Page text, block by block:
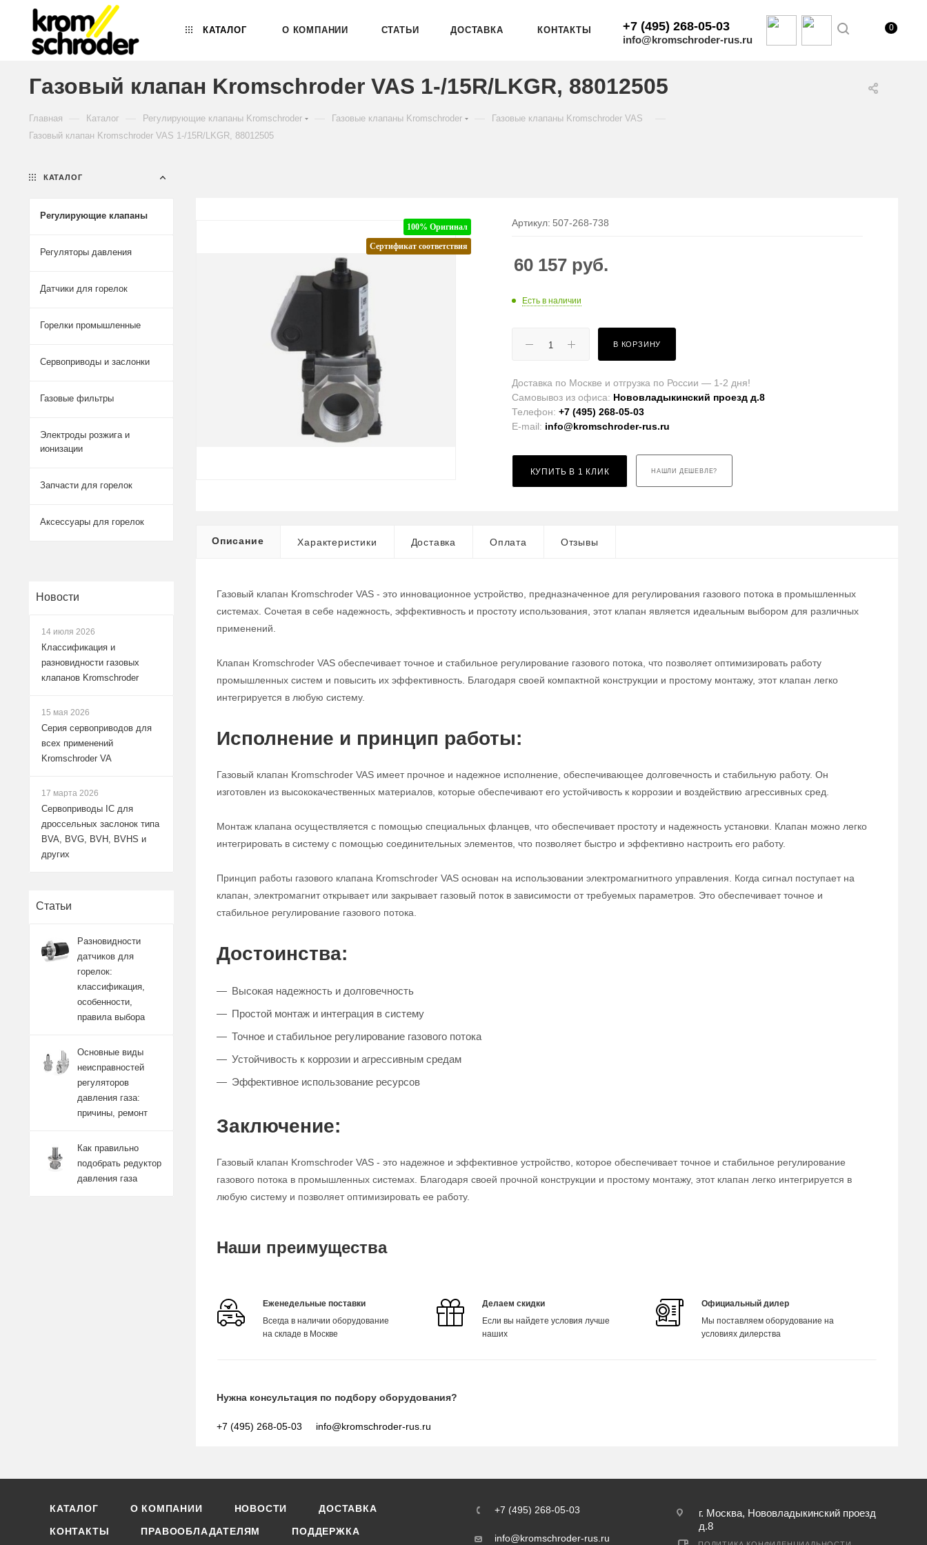
КАТАЛОГ О КОМПАНИИ СТАТЬИ ДОСТАВКА КОНТАКТЫ +7 (495) 268-05-03
info@kromschroder-rus.ru
0
Газовый клапан Kromschroder VAS 1-/15R/LKGR, 88012505
Главная Каталог Регулирующие клапаны Kromschroder Газовые клапаны Kromschroder Газовые клапаны Kromschroder VAS
Газовый клапан Kromschroder VAS 1-/15R/LKGR, 88012505
100% Оригинал
Сертификат соответствия
Артикул: 507-268-738
60 157 руб.
Есть в наличии
В КОРЗИНУ
Доставка по Москве и отгрузка по России — 1-2 дня!
Самовывоз из офиса: Нововладыкинский проезд д.8
Телефон:+7 (495) 268-05-03
E-mail: info@kromschroder-rus.ru
КУПИТЬ В 1 КЛИК НАШЛИ ДЕШЕВЛЕ?
Описание Характеристики Доставка Оплата Отзывы
Газовый клапан Kromschroder VAS - это инновационное устройство, предназначенное для регулирования газового потока в промышленных
системах. Сочетая в себе надежность, эффективность и простоту использования, этот клапан является идеальным выбором для различных
применений.
Клапан Kromschroder VAS обеспечивает точное и стабильное регулирование газового потока, что позволяет оптимизировать работу
промышленных систем и повысить их эффективность. Благодаря своей компактной конструкции и простому монтажу, этот клапан легко
интегрируется в любую систему.
Исполнение и принцип работы:
Газовый клапан Kromschroder VAS имеет прочное и надежное исполнение, обеспечивающее долговечность и стабильную работу. Он
изготовлен из высококачественных материалов, которые обеспечивают его устойчивость к коррозии и воздействию агрессивных сред.
Монтаж клапана осуществляется с помощью специальных фланцев, что обеспечивает простоту и надежность установки. Клапан можно легко
интегрировать в систему с помощью соединительных элементов, что позволяет быстро и эффективно настроить его работу.
Принцип работы газового клапана Kromschroder VAS основан на использовании электромагнитного управления. Когда сигнал поступает на
клапан, электромагнит открывает или закрывает газовый поток в зависимости от требуемых параметров. Это обеспечивает точное и
стабильное регулирование газового потока.
Достоинства:
Высокая надежность и долговечность
Простой монтаж и интеграция в систему
Точное и стабильное регулирование газового потока
Устойчивость к коррозии и агрессивным средам
Эффективное использование ресурсов
Заключение:
Газовый клапан Kromschroder VAS - это надежное и эффективное устройство, которое обеспечивает точное и стабильное регулирование
газового потока в промышленных системах. Благодаря своей прочной конструкции и простому монтажу, этот клапан легко интегрируется в
любую систему и позволяет оптимизировать ее работу.
Наши преимущества
Еженедельные поставки
Всегда в наличии оборудование
на складе в Москве
Делаем скидки
Если вы найдете условия лучше
наших
Официальный дилер
Мы поставляем оборудование на
условиях дилерства
Нужна консультация по подбору оборудования?
+7 (495) 268-05-03 info@kromschroder-rus.ru
КАТАЛОГ
Регулирующие клапаны
Регуляторы давления
Датчики для горелок
Горелки промышленные
Сервоприводы и заслонки
Газовые фильтры
Электроды розжига и
ионизации
Запчасти для горелок
Аксессуары для горелок
Новости
14 июля 2026
Классификация и
разновидности газовых
клапанов Kromschroder
15 мая 2026
Серия сервоприводов для
всех применений
Kromschroder VA
17 марта 2026
Сервоприводы IC для
дроссельных заслонок типа
BVA, BVG, BVH, BVHS и
других
Статьи
Разновидности
датчиков для
горелок:
классификация,
особенности,
правила выбора
Основные виды
неисправностей
регуляторов
давления газа:
причины, ремонт
Как правильно
подобрать редуктор
давления газа
КАТАЛОГ О КОМПАНИИ НОВОСТИ ДОСТАВКА
КОНТАКТЫ ПРАВООБЛАДАТЕЛЯМ ПОДДЕРЖКА
+7 (495) 268-05-03
info@kromschroder-rus.ru
г. Москва, Нововладыкинский проезд
д.8